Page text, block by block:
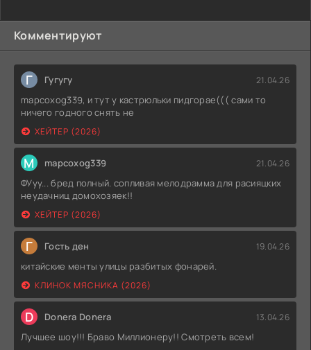
Комментируют
Г Гугугу 21.04.26
mapcoxog339, и тут у кастрюльки пидгорае((( сами то
ничего годного снять не
ХЕЙТЕР (2026)
M mapcoxog339 21.04.26
ФУуу... бред полный. сопливая мелодрамма для расияцких
неудачниц домохозяек!!
ХЕЙТЕР (2026)
Г Гость ден 19.04.26
китайские менты улицы разбитых фонарей.
КЛИНОК МЯСНИКА (2026)
D Donera Donera 13.04.26
Лучшее шоу!!! Браво Миллионеру!! Смотреть всем!